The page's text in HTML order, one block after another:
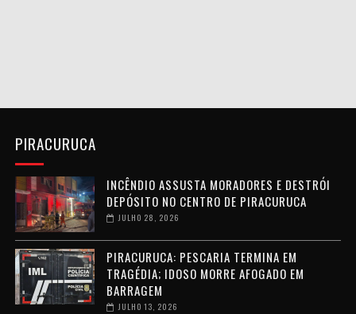
PIRACURUCA
INCÊNDIO ASSUSTA MORADORES E DESTRÓI
DEPÓSITO NO CENTRO DE PIRACURUCA
JULHO 28, 2026
PIRACURUCA: PESCARIA TERMINA EM
TRAGÉDIA; IDOSO MORRE AFOGADO EM
BARRAGEM
JULHO 13, 2026